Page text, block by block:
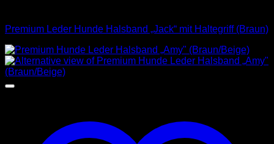
Premium Leder Hunde Halsband „Jack“ mit Haltegriff (Braun)